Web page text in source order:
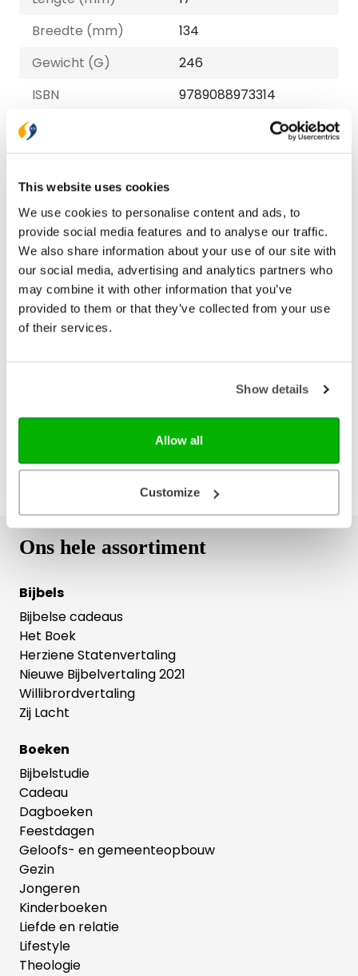
This website uses cookies
We use cookies to personalise content and ads, to
provide social media features and to analyse our traffic.
We also share information about your use of our site with
our social media, advertising and analytics partners who
may combine it with other information that you’ve
provided to them or that they’ve collected from your use
of their services.
Show details
Allow all
Customize
Breedte (mm)
134
Gewicht (G)
246
ISBN
9789088973314
Druk
Verschijningsdatum
2022-11-14
NUR-code
Auteur
J. Hoek
Taal
Nederlands
Aantal pagina's
176
Gratis verzending vanaf € 20,-
Ons hele assortiment
Bijbels
Bijbelse cadeaus
Het Boek
Herziene Statenvertaling
Nieuwe Bijbelvertaling 2021
Willibrordvertaling
Zij Lacht
Boeken
Bijbelstudie
Cadeau
Dagboeken
Feestdagen
Geloofs- en gemeenteopbouw
Gezin
Jongeren
Kinderboeken
Liefde en relatie
Lifestyle
Theologie